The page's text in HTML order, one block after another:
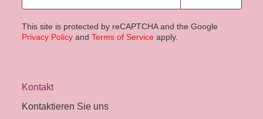
This site is protected by reCAPTCHA and the Google
Privacy Policyand Terms of Service apply.
Kontakt
Kontaktieren Sie uns